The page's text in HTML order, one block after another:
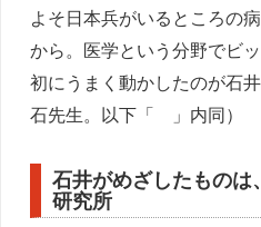
よそ日本兵がいるところの
から。医学という分野でビ
初にうまく動かしたのが石
石先生。以下「 」内同）
石井がめざしたもの
研究所